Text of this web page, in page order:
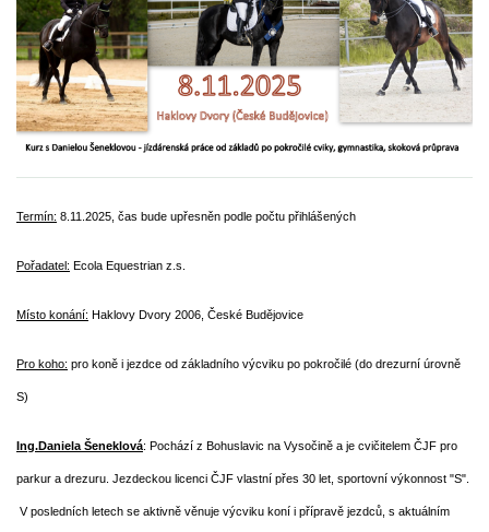
STÁJ ECOLA (HAKLOVY DVORY)
ECOLA EQUESTRIAN
PROBĚHLÉ AKCE
AKCE 2026
Termín: 8.11.2025, čas bude upřesněn podle počtu přihlášených
Pořadatel: Ecola Equestrian z.s.
Místo konání: Haklovy Dvory 2006, České Budějovice
Pro koho: pro koně i jezdce od základního výcviku po pokročilé (do drezurní úrovně
S)
Ing.Daniela Šeneklová: Pochází z Bohuslavic na Vysočině a je cvičitelem ČJF pro
parkur a drezuru. Jezdeckou licenci ČJF vlastní přes 30 let, sportovní výkonnost "S".
V posledních letech se aktivně věnuje výcviku koní i přípravě jezdců, s aktuálním